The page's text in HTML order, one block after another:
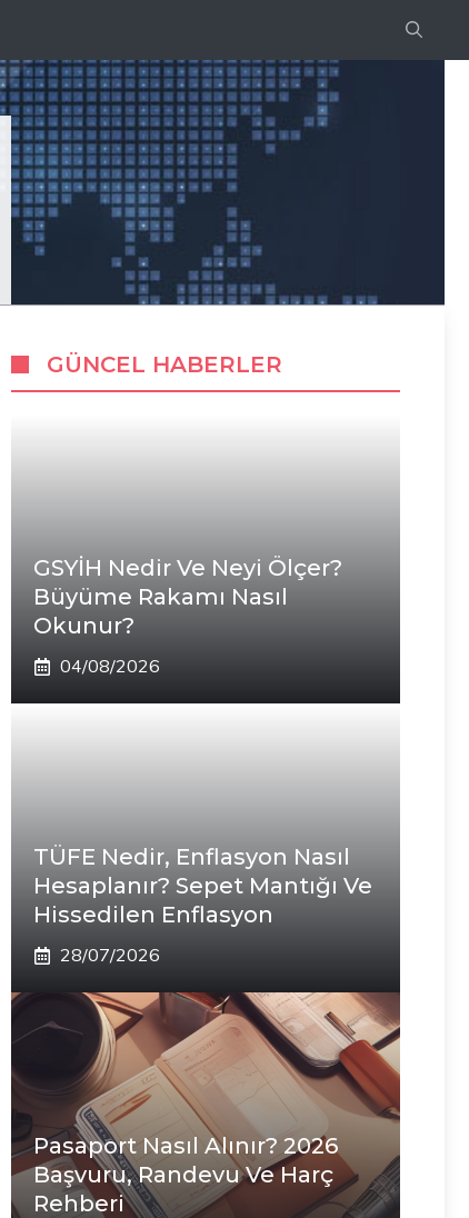
GÜNCEL HABERLER
GSYİH Nedir Ve Neyi Ölçer?
Büyüme Rakamı Nasıl
Okunur?
04/08/2026
TÜFE Nedir, Enflasyon Nasıl
Hesaplanır? Sepet Mantığı Ve
Hissedilen Enflasyon
28/07/2026
Pasaport Nasıl Alınır? 2026
Başvuru, Randevu Ve Harç
Rehberi